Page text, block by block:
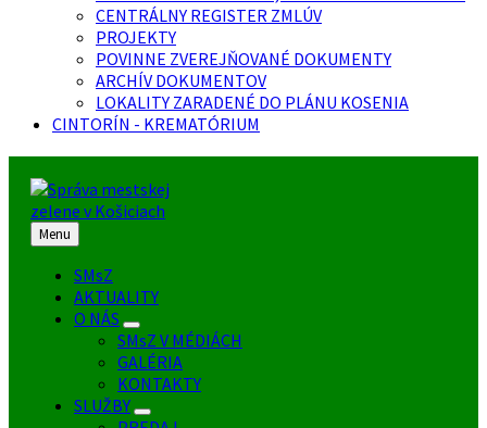
CENTRÁLNY REGISTER ZMLÚV
PROJEKTY
POVINNE ZVEREJŇOVANÉ DOKUMENTY
ARCHÍV DOKUMENTOV
LOKALITY ZARADENÉ DO PLÁNU KOSENIA
CINTORÍN - KREMATÓRIUM
Menu
SMsZ
AKTUALITY
O NÁS
SMsZ V MÉDIÁCH
GALÉRIA
KONTAKTY
SLUŽBY